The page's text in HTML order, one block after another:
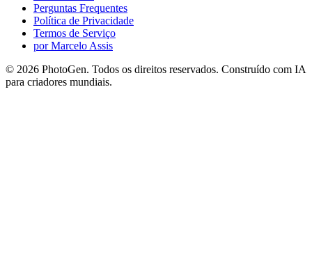
Perguntas Frequentes
Política de Privacidade
Termos de Serviço
por Marcelo Assis
© 2026 PhotoGen. Todos os direitos reservados. Construído com IA
para criadores mundiais.